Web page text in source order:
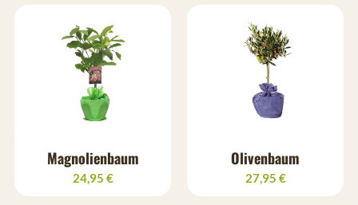
Magnolienbaum
24,95 €
Olivenbaum
27,95 €